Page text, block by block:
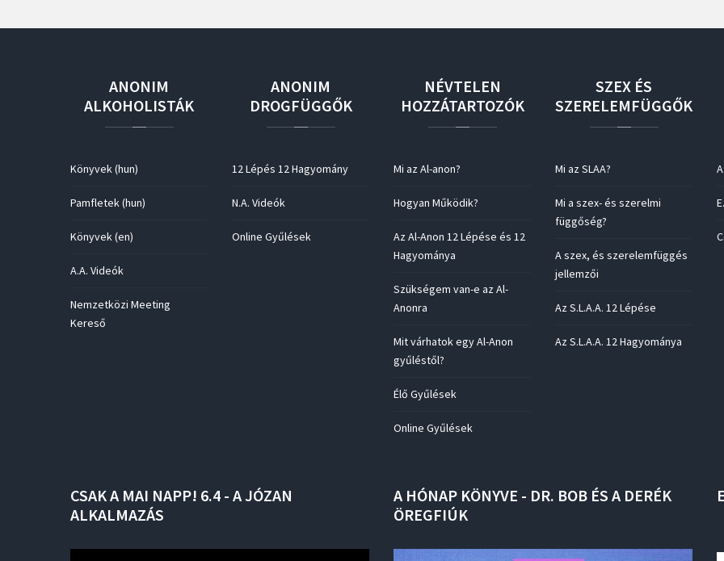
ANONIM
ALKOHOLISTÁK
Könyvek (hun)
Pamfletek (hun)
Könyvek (en)
A.A. Videók
Nemzetközi Meeting
Kereső
ANONIM
DROGFÜGGŐK
12 Lépés 12 Hagyomány
N.A. Videók
Online Gyűlések
NÉVTELEN
HOZZÁTARTOZÓK
Mi az Al-anon?
Hogyan Működik?
Az Al-Anon 12 Lépése és 12
Hagyománya
Szükségem van-e az Al-
Anonra
Mit várhatok egy Al-Anon
gyűléstől?
Élő Gyűlések
Online Gyűlések
SZEX ÉS
SZERELEMFÜGGŐK
Mi az SLAA?
Mi a szex- és szerelmi
függőség?
A szex, és szerelemfüggés
jellemzői
Az S.L.A.A. 12 Lépése
Az S.L.A.A. 12 Hagyománya
CSAKA MAI NAPP! 6.4 - AJÓZAN
ALKALMAZÁS
A HÓNAP KÖNYVE - DR. BOB ÉS A DERÉK
ÖREGFIÚK